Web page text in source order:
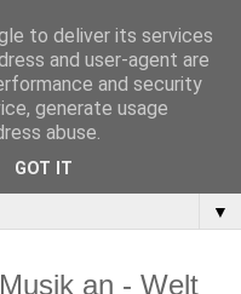
▼
an - Welt
to deliver its services
and user-agent are
and security
generate usage
abuse.
GOT IT